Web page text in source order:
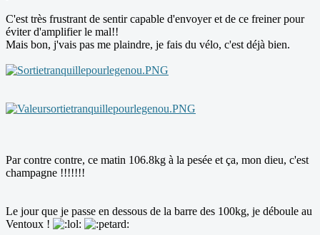
C'est très frustrant de sentir capable d'envoyer et de ce freiner pour
éviter d'amplifier le mal!!
Mais bon, j'vais pas me plaindre, je fais du vélo, c'est déjà bien.
Par contre contre, ce matin 106.8kg à la pesée et ça, mon dieu, c'est
champagne !!!!!!!
Le jour que je passe en dessous de la barre des 100kg, je déboule au
Ventoux !